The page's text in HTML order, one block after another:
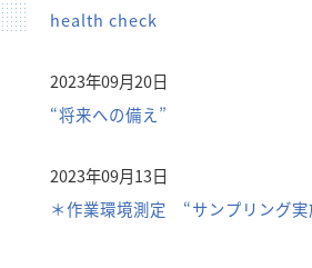
health check
2023年09月20日
“将来への備え”
2023年09月13日
＊作業環境測定 “サンプリング実